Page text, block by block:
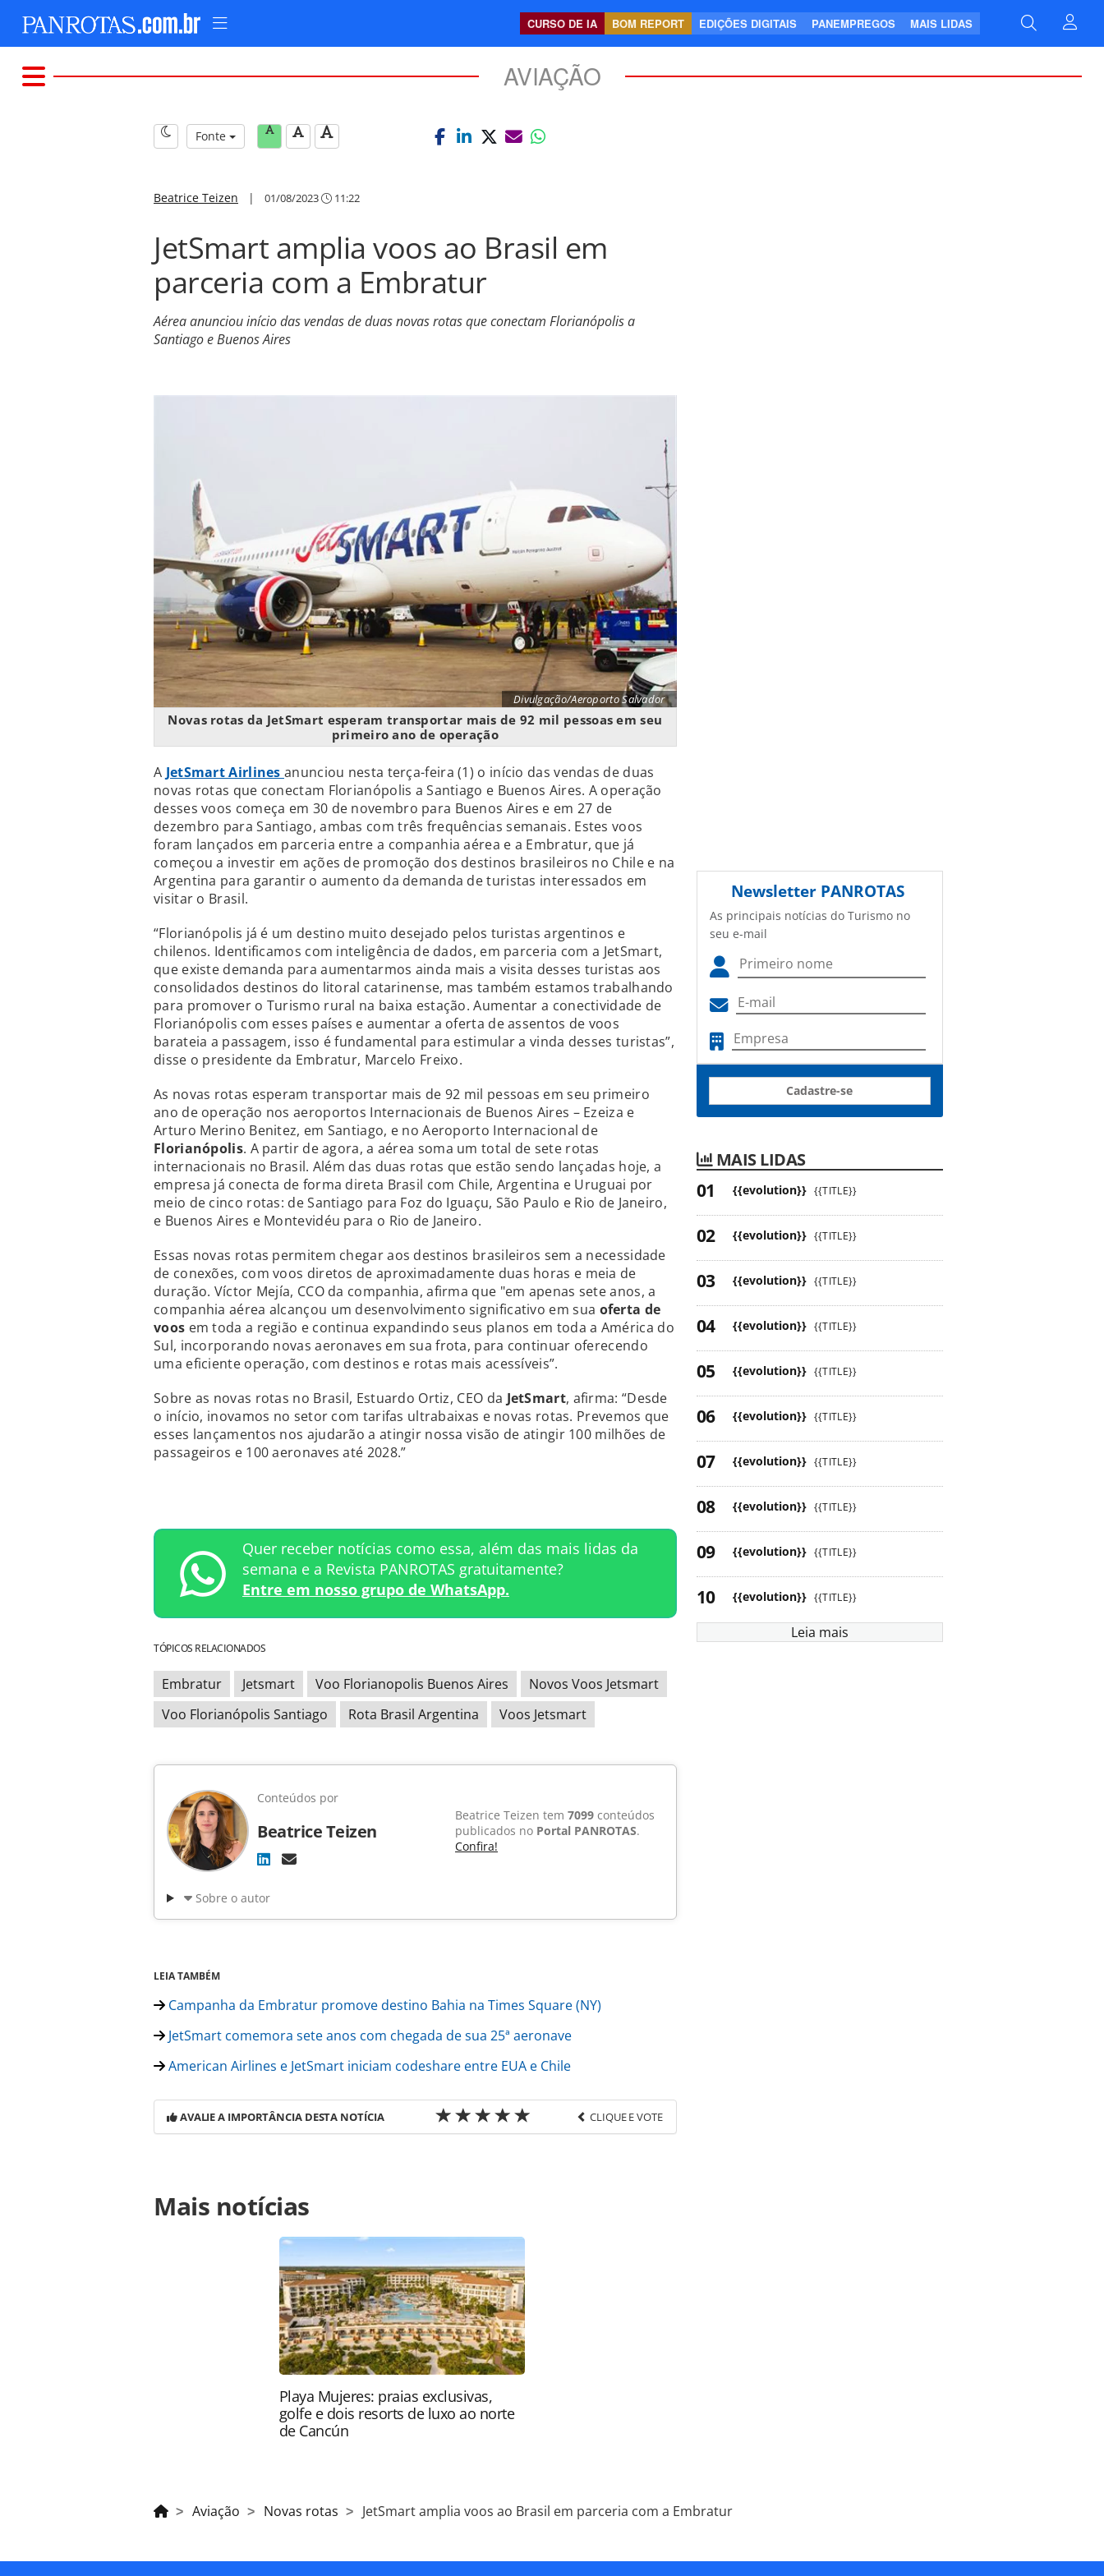
CURSO DE IA BOM REPORT EDIÇÕES DIGITAIS PANEMPREGOS MAIS LIDAS
AVIAÇÃO
Fonte
Beatrice Teizen | 01/08/2023 11:22
JetSmart amplia voos ao Brasil em
parceria com a Embratur
Aérea anunciou início das vendas de duas novas rotas que conectam Florianópolis a
Santiago e Buenos Aires
Divulgação/Aeroporto Salvador
Novas rotas da JetSmart esperam transportar mais de 92 mil pessoas em seu
primeiro ano de operação
A JetSmart Airlinesanunciou nesta terça-feira (1) o início das vendas de duas
novas rotas que conectam Florianópolis a Santiago e Buenos Aires. A operação
desses voos começa em 30 de novembro para Buenos Aires e em 27 de
dezembro para Santiago, ambas com três frequências semanais. Estes voos
foram lançados em parceria entre a companhia aérea e a Embratur, que já
começou a investir em ações de promoção dos destinos brasileiros no Chile e na
Argentina para garantir o aumento da demanda de turistas interessados em
visitar o Brasil.
“Florianópolis já é um destino muito desejado pelos turistas argentinos e
chilenos. Identificamos com inteligência de dados, em parceria com a JetSmart,
que existe demanda para aumentarmos ainda mais a visita desses turistas aos
consolidados destinos do litoral catarinense, mas também estamos trabalhando
para promover o Turismo rural na baixa estação. Aumentar a conectividade de
Florianópolis com esses países e aumentar a oferta de assentos de voos
barateia a passagem, isso é fundamental para estimular a vinda desses turistas”,
disse o presidente da Embratur, Marcelo Freixo.
As novas rotas esperam transportar mais de 92 mil pessoas em seu primeiro
ano de operação nos aeroportos Internacionais de Buenos Aires – Ezeiza e
Arturo Merino Benitez, em Santiago, e no Aeroporto Internacional de
Florianópolis. A partir de agora, a aérea soma um total de sete rotas
internacionais no Brasil. Além das duas rotas que estão sendo lançadas hoje, a
empresa já conecta de forma direta Brasil com Chile, Argentina e Uruguai por
meio de cinco rotas: de Santiago para Foz do Iguaçu, São Paulo e Rio de Janeiro,
e Buenos Aires e Montevidéu para o Rio de Janeiro.
Essas novas rotas permitem chegar aos destinos brasileiros sem a necessidade
de conexões, com voos diretos de aproximadamente duas horas e meia de
duração. Víctor Mejía, CCO da companhia, afirma que "em apenas sete anos, a
companhia aérea alcançou um desenvolvimento significativo em sua oferta de
voos em toda a região e continua expandindo seus planos em toda a América do
Sul, incorporando novas aeronaves em sua frota, para continuar oferecendo
uma eficiente operação, com destinos e rotas mais acessíveis”.
Sobre as novas rotas no Brasil, Estuardo Ortiz, CEO da JetSmart, afirma: “Desde
o início, inovamos no setor com tarifas ultrabaixas e novas rotas. Prevemos que
esses lançamentos nos ajudarão a atingir nossa visão de atingir 100 milhões de
passageiros e 100 aeronaves até 2028.”
Quer receber notícias como essa, além das mais lidas da
semana e a Revista PANROTAS gratuitamente?
Entre em nosso grupo de WhatsApp.
TÓPICOS RELACIONADOS
Embratur Jetsmart Voo Florianopolis Buenos Aires
Novos Voos Jetsmart
Voo Florianópolis Santiago
Rota Brasil Argentina Voos Jetsmart
Conteúdos por
Beatrice Teizen
Beatrice Teizen tem 7099 conteúdos
publicados no Portal PANROTAS.
Confira!
Sobre o autor
LEIA TAMBÉM
Campanha da Embratur promove destino Bahia na Times Square (NY)
JetSmart comemora sete anos com chegada de sua 25ª aeronave
American Airlines e JetSmart iniciam codeshare entre EUA e Chile
AVALIE A IMPORTÂNCIA DESTA NOTÍCIA CLIQUE E VOTE
https://www.panrotas.com.br/aviacao/novas-rotas/2023/08/jetsmart-amplia-voos-ao-
brasil-em-parceria-com-a-embratur_198541.html ou as ferramentas oferecidas na
página. Todo o conteúdo produzido pela PANROTAS Editora é protegido pela legislação
brasileira sobre direito autoral. Não reproduza o conteúdo sem autorização da
PANROTAS Editora (copyright@panrotas.com.br).
Mais notícias
Playa Mujeres: praias exclusivas,
golfe e dois resorts de luxo ao norte
de Cancún
Newsletter PANROTAS
As principais notícias do Turismo no
seu e-mail
Cadastre-se
MAIS LIDAS
{{evolution}} {{TITLE}}
{{evolution}} {{TITLE}}
{{evolution}} {{TITLE}}
{{evolution}} {{TITLE}}
{{evolution}} {{TITLE}}
{{evolution}} {{TITLE}}
{{evolution}} {{TITLE}}
{{evolution}} {{TITLE}}
{{evolution}} {{TITLE}}
{{evolution}} {{TITLE}}
Leia mais
Aviação Novas rotas JetSmart amplia voos ao Brasil em parceria com a Embratur